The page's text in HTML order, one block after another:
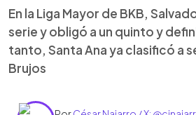
En la Liga Mayor de BKB,
serie y obligó a un quinto y
tanto, Santa Ana ya clasificó a
Brujos